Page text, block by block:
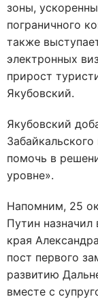
зоны,
пограничного
также
электронных
прирост
Якубовский.
Якубовский
помочь в
уровне».
Напомним, 25
Путин назначил
края
пост первого
развитию
вместе с